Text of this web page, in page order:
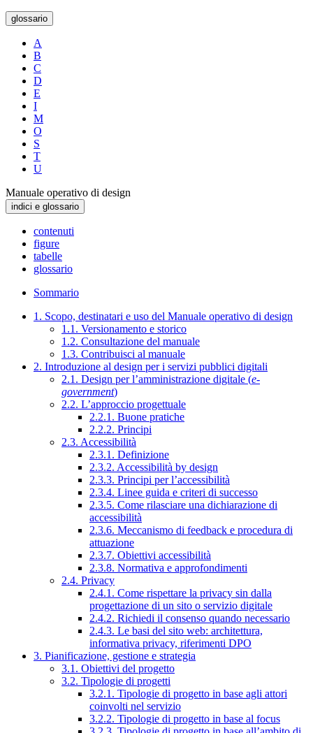
glossario
A
B
C
D
E
I
M
O
S
T
U
Manuale operativo di design
indici e glossario
contenuti
figure
tabelle
glossario
Sommario
1. Scopo, destinatari e uso del Manuale operativo di design
1.1. Versionamento e storico
1.2. Consultazione del manuale
1.3. Contribuisci al manuale
2. Introduzione al design per i servizi pubblici digitali
2.1. Design per l’amministrazione digitale (e-
government)
2.2. L’approccio progettuale
2.2.1. Buone pratiche
2.2.2. Principi
2.3. Accessibilità
2.3.1. Definizione
2.3.2. Accessibilità by design
2.3.3. Principi per l’accessibilità
2.3.4. Linee guida e criteri di successo
2.3.5. Come rilasciare una dichiarazione di
accessibilità
2.3.6. Meccanismo di feedback e procedura di
attuazione
2.3.7. Obiettivi accessibilità
2.3.8. Normativa e approfondimenti
2.4. Privacy
2.4.1. Come rispettare la privacy sin dalla
progettazione di un sito o servizio digitale
2.4.2. Richiedi il consenso quando necessario
2.4.3. Le basi del sito web: architettura,
informativa privacy, riferimenti DPO
3. Pianificazione, gestione e strategia
3.1. Obiettivi del progetto
3.2. Tipologie di progetti
3.2.1. Tipologie di progetto in base agli attori
coinvolti nel servizio
3.2.2. Tipologie di progetto in base al focus